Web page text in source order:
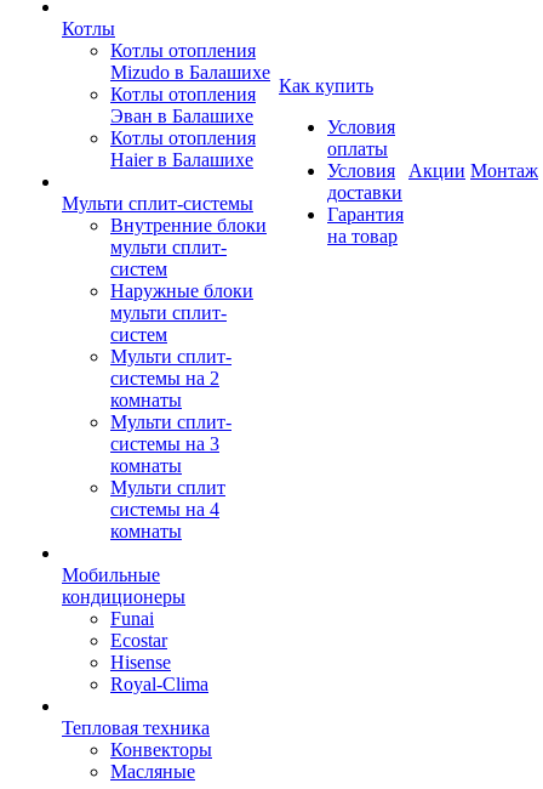
Котлы
Котлы отопления
Mizudo в Балашихе
Котлы отопления
Эван в Балашихе
Котлы отопления
Haier в Балашихе
Мульти сплит-системы
Внутренние блоки
мульти сплит-
систем
Наружные блоки
мульти сплит-
систем
Мульти сплит-
системы на 2
комнаты
Мульти сплит-
системы на 3
комнаты
Мульти сплит
системы на 4
комнаты
Мобильные
кондиционеры
Funai
Ecostar
Hisense
Royal-Clima
Тепловая техника
Конвекторы
Масляные
Как купить
Условия
оплаты
Условия
доставки
Гарантия
на товар
Акции Монтаж